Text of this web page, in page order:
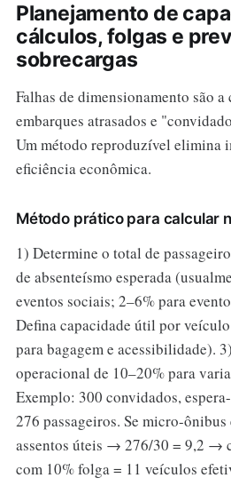
Planejamento de
cálculos, folgas e
sobrecargas
Falhas de dimensionamento são a
embarques atrasados e
Um método reproduzível elimina
eficiência econômica.
Método prático para calcular
1) Determine o total de
de absenteísmo esperada
eventos sociais; 2–6% para
Defina capacidade útil por
para bagagem e acessibilidade).
operacional de 10–20% para
Exemplo: 300 convidados,
276 passageiros. Se micro-
assentos úteis → 276/30 = 9,2 →
com 10% folga = 11 veículos